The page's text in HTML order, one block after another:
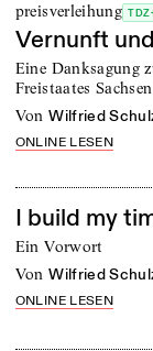
preisverleihung
Vernunft
Eine Danksagung
Freistaates
von Wilfried
ONLINE LESEN
I build my
Ein Vorwort
von Wilfried
ONLINE LESEN